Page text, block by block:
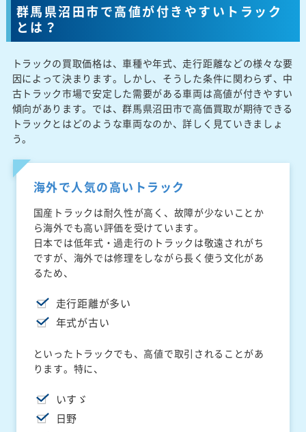
群馬県沼田市で高値が付きやすいトラック
とは？
トラックの買取価格は、車種や年式、走行距離などの様々な要
因によって決まります。しかし、そうした条件に関わらず、中
古トラック市場で安定した需要がある車両は高値が付きやすい
傾向があります。では、群馬県沼田市で高価買取が期待できる
トラックとはどのような車両なのか、詳しく見ていきましょ
う。
海外で人気の高いトラック
国産トラックは耐久性が高く、故障が少ないことか
ら海外でも高い評価を受けています。
日本では低年式・過走行のトラックは敬遠されがち
ですが、海外では修理をしながら長く使う文化があ
るため、
走行距離が多い
年式が古い
といったトラックでも、高値で取引されることがあ
ります。特に、
いすゞ
日野